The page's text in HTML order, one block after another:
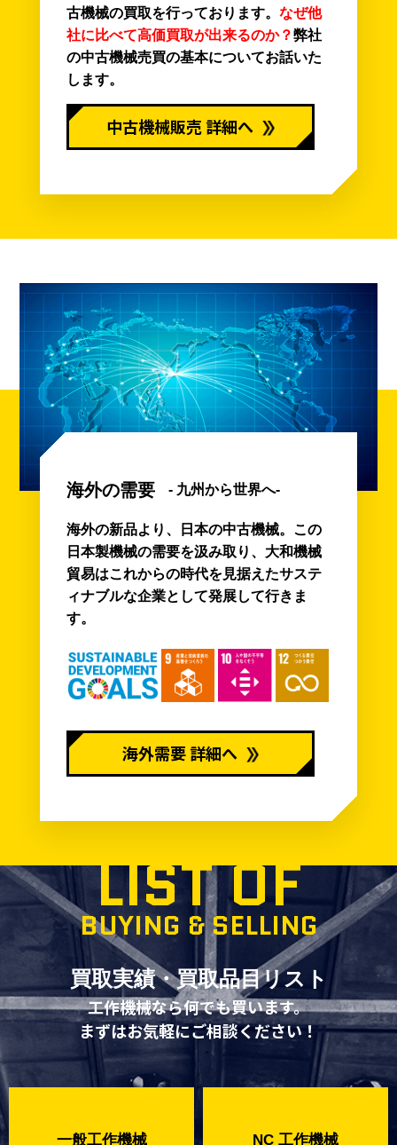
古機械の買取を行っております。 なぜ他
社に比べて高価買取が出来るのか？弊社
の中古機械売買の基本についてお話いた
します。
中古機械販売 詳細へ
海外の需要 - 九州から世界へ-
海外の新品より、日本の中古機械。この
日本製機械の需要を汲み取り、大和機械
貿易はこれからの時代を見据えたサステ
ィナブルな企業として発展して行きま
す。
海外需要 詳細へ
LIST OF
BUYING & SELLING
買取実績・買取品目リスト
工作機械なら何でも買います。
まずはお気軽にご相談ください！
一般工作機械 NC 工作機械